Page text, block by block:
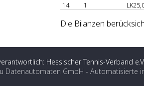
14
1
Die Bilanzen
Hessischer Tennis-Verband
Datenautomaten GmbH - Automatisierte